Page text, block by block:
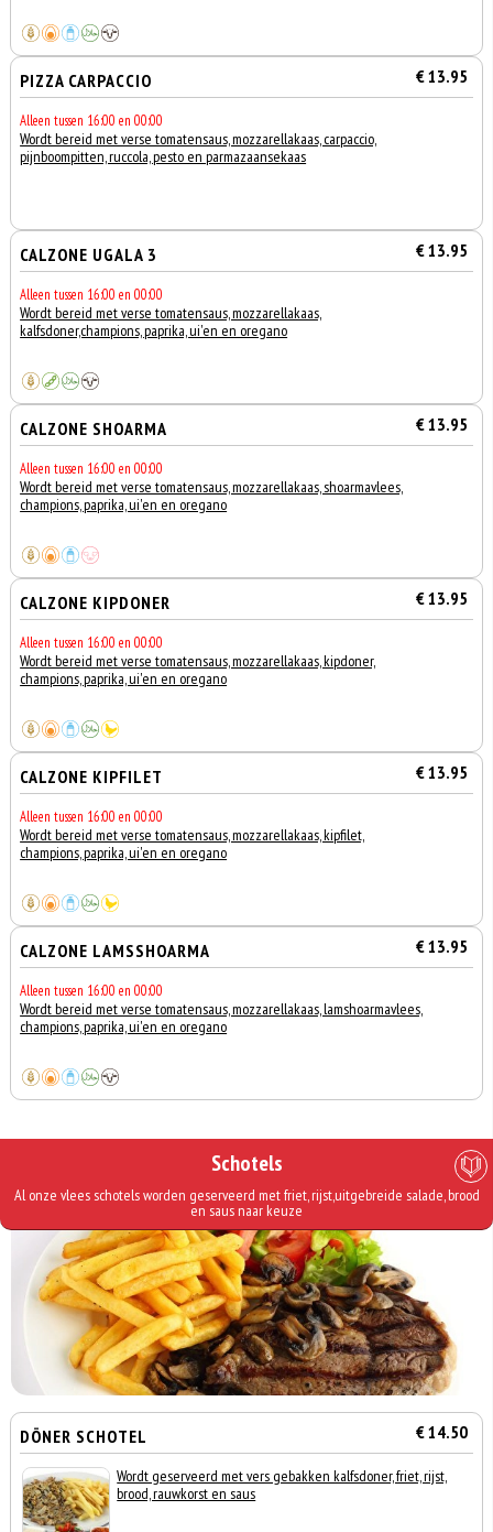
PIZZA CARPACCIO € 13.95
Alleen tussen 16:00 en 00:00
Wordt bereid met verse tomatensaus, mozzarellakaas, carpaccio,
pijnboompitten, ruccola, pesto en parmazaansekaas
CALZONE UGALA 3 € 13.95
Alleen tussen 16:00 en 00:00
Wordt bereid met verse tomatensaus, mozzarellakaas,
kalfsdoner,champions, paprika, ui'en en oregano
CALZONE SHOARMA € 13.95
Alleen tussen 16:00 en 00:00
Wordt bereid met verse tomatensaus, mozzarellakaas, shoarmavlees,
champions, paprika, ui'en en oregano
CALZONE KIPDONER € 13.95
Alleen tussen 16:00 en 00:00
Wordt bereid met verse tomatensaus, mozzarellakaas, kipdoner,
champions, paprika, ui'en en oregano
CALZONE KIPFILET € 13.95
Alleen tussen 16:00 en 00:00
Wordt bereid met verse tomatensaus, mozzarellakaas, kipfilet,
champions, paprika, ui'en en oregano
CALZONE LAMSSHOARMA € 13.95
Alleen tussen 16:00 en 00:00
Wordt bereid met verse tomatensaus, mozzarellakaas, lamshoarmavlees,
champions, paprika, ui'en en oregano
Schotels
Al onze vlees schotels worden geserveerd met friet, rijst,uitgebreide salade, brood
en saus naar keuze
DÖNER SCHOTEL € 14.50
Wordt geserveerd met vers gebakken kalfsdoner, friet, rijst,
brood, rauwkorst en saus